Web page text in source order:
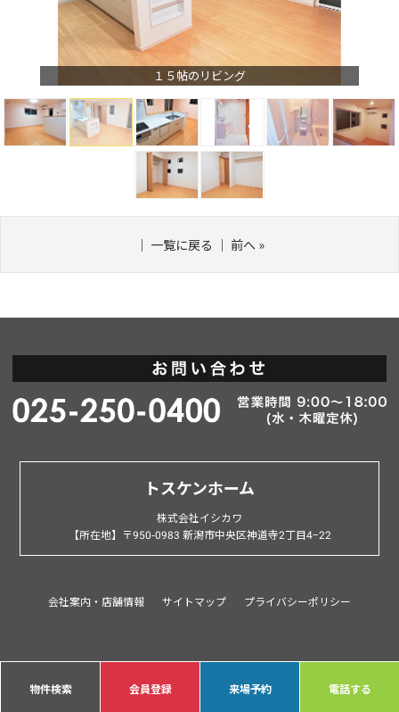
１５帖のリビング
｜ 一覧に戻る ｜ 前へ »
物件検索 会員登録 来場予約 電話する
トスケンホーム
株式会社イシカワ
【所在地】〒950-0983 新潟市中央区神道寺2丁目4−22
会社案内・店舗情報 サイトマップ プライバシーポリシー